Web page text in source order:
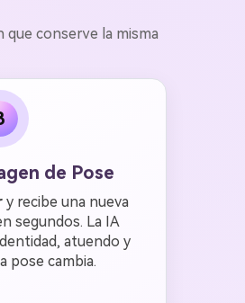
que conserve la misma
de Pose
y recibe una nueva
segundos. La IA
atuendo y
pose cambia.